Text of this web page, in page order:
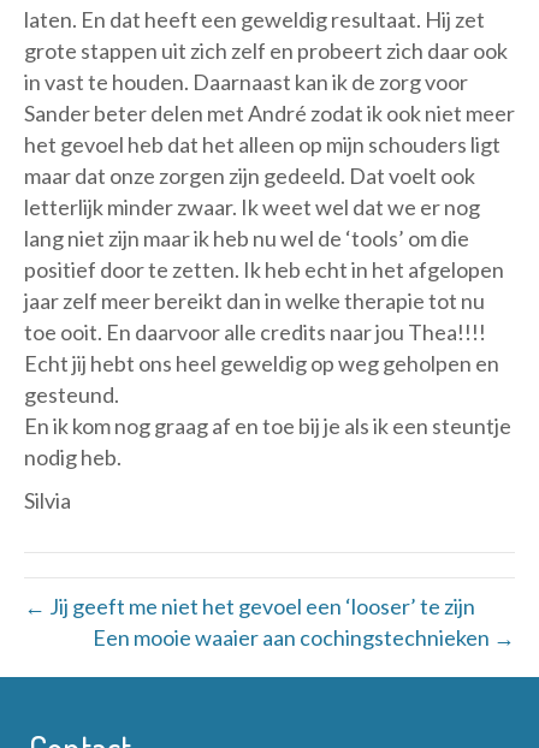
laten. En dat heeft een geweldig resultaat. Hij zet
grote stappen uit zich zelf en probeert zich daar ook
in vast te houden. Daarnaast kan ik de zorg voor
Sander beter delen met André zodat ik ook niet meer
het gevoel heb dat het alleen op mijn schouders ligt
maar dat onze zorgen zijn gedeeld. Dat voelt ook
letterlijk minder zwaar. Ik weet wel dat we er nog
lang niet zijn maar ik heb nu wel de ‘tools’ om die
positief door te zetten. Ik heb echt in het afgelopen
jaar zelf meer bereikt dan in welke therapie tot nu
toe ooit. En daarvoor alle credits naar jou Thea!!!!
Echt jij hebt ons heel geweldig op weg geholpen en
gesteund.
En ik kom nog graag af en toe bij je als ik een steuntje
nodig heb.
Silvia
← Jij geeft me niet het gevoel een ‘looser’ te zijn
Een mooie waaier aan cochingstechnieken →